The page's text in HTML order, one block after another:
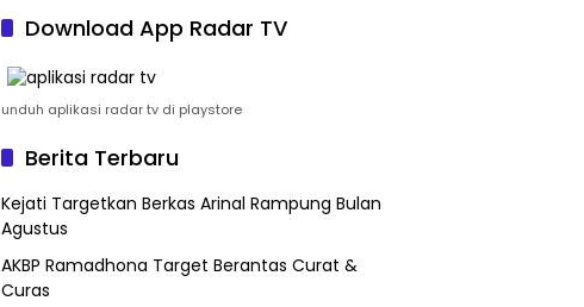
Download App Radar TV
unduh aplikasi radar tv di playstore
Berita Terbaru
Kejati Targetkan Berkas Arinal Rampung Bulan
Agustus
AKBP Ramadhona Target Berantas Curat &
Curas